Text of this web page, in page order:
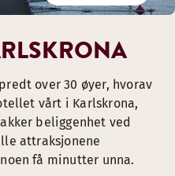
over 30 øyer, hvorav
vårt i Karlskrona,
beliggenhet ved
attraksjonene
få minutter unna.